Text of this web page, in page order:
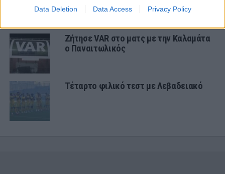
Data Deletion Data Access Privacy Policy
Ζήτησε VAR στο ματς με την Καλαμάτα
ο Παναιτωλικός
Τέταρτο φιλικό τεστ με Λεβαδειακό